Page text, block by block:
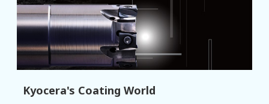
Kyocera's Coating World